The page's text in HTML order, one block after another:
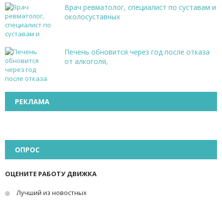
Врач ревматолог, специалист по суставам и
околосуставных
Печень обновится через год после отказа
от алкоголя,
РЕКЛАМА
ОПРОС
ОЦЕНИТЕ РАБОТУ ДВИЖКА
Лучший из новостных